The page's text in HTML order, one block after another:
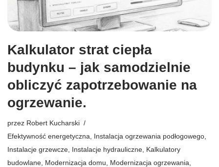
Kalkulator strat ciepła
budynku – jak samodzielnie
obliczyć zapotrzebowanie na
ogrzewanie.
przez Robert Kucharski
Efektywność energetyczna
Instalacja ogrzewania podłogowego
Instalacje grzewcze Instalacje hydrauliczne Kalkulatory
budowlane Modernizacja domu Modernizacja ogrzewania